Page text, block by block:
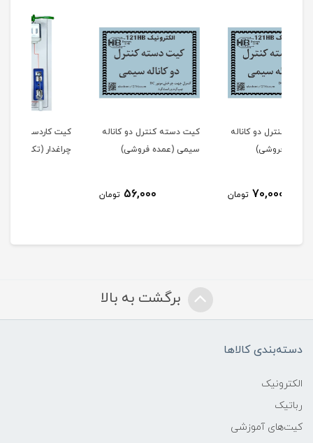
کیت دسته کنترل دو کاناله
سیمی (عمده فروشی)
کیت کاردستی آسیاب
چراغدار (تک فروشی)
140,000
برگشت به بالا
دسته‌بندی کالاها
الکترونیک
رباتیک
کیت‌های آموزشی